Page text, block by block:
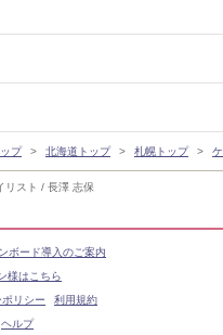
リスト / 長澤 志保
プ 北海道トップ 札幌トップ
ボード導入のご案内
様はこちら
リシー
利用規約
ヘルプ